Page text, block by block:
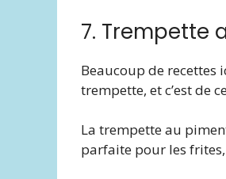
7. Trempette
Beaucoup de recettes
trempette, et c’est de
La trempette au
parfaite pour les frites,